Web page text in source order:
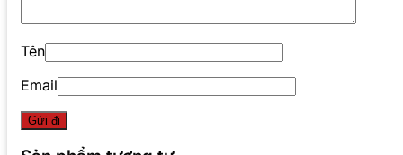
Tên
Email